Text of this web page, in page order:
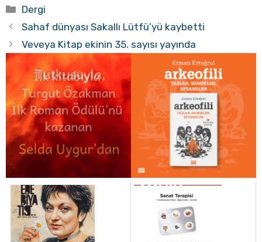
Kategoriler
Dergi
Sahaf dünyası Sakallı Lütfü’yü kaybetti
Veveya Kitap ekinin 35. sayısı yayında